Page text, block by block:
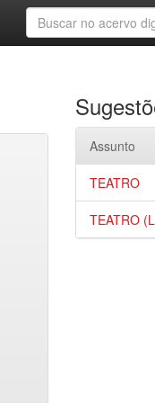
Assunto
TEATRO
TEATRO